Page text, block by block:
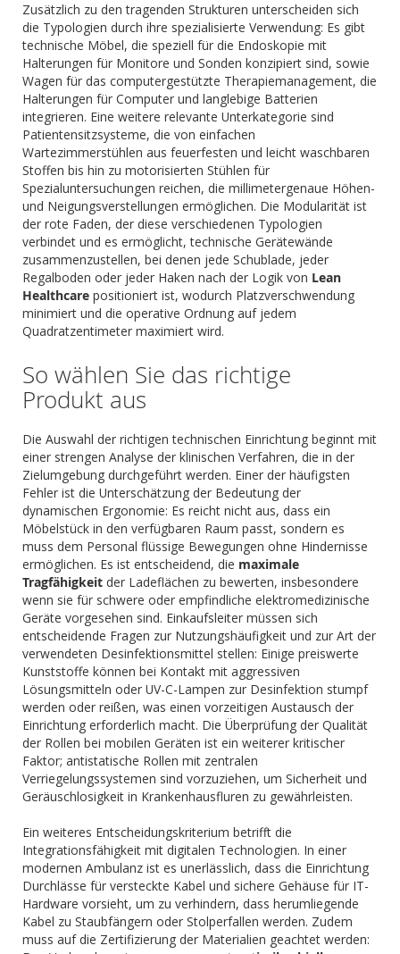
Zusätzlich zu den tragenden Strukturen unterscheiden sich
die Typologien durch ihre spezialisierte Verwendung: Es gibt
technische Möbel, die speziell für die Endoskopie mit
Halterungen für Monitore und Sonden konzipiert sind, sowie
Wagen für das computergestützte Therapiemanagement, die
Halterungen für Computer und langlebige Batterien
integrieren. Eine weitere relevante Unterkategorie sind
Patientensitzsysteme, die von einfachen
Wartezimmerstühlen aus feuerfesten und leicht waschbaren
Stoffen bis hin zu motorisierten Stühlen für
Spezialuntersuchungen reichen, die millimetergenaue Höhen-
und Neigungsverstellungen ermöglichen. Die Modularität ist
der rote Faden, der diese verschiedenen Typologien
verbindet und es ermöglicht, technische Gerätewände
zusammenzustellen, bei denen jede Schublade, jeder
Regalboden oder jeder Haken nach der Logik von Lean
Healthcare positioniert ist, wodurch Platzverschwendung
minimiert und die operative Ordnung auf jedem
Quadratzentimeter maximiert wird.
So wählen Sie das richtige
Produkt aus
Die Auswahl der richtigen technischen Einrichtung beginnt mit
einer strengen Analyse der klinischen Verfahren, die in der
Zielumgebung durchgeführt werden. Einer der häufigsten
Fehler ist die Unterschätzung der Bedeutung der
dynamischen Ergonomie: Es reicht nicht aus, dass ein
Möbelstück in den verfügbaren Raum passt, sondern es
muss dem Personal flüssige Bewegungen ohne Hindernisse
ermöglichen. Es ist entscheidend, die maximale
Tragfähigkeit der Ladeflächen zu bewerten, insbesondere
wenn sie für schwere oder empfindliche elektromedizinische
Geräte vorgesehen sind. Einkaufsleiter müssen sich
entscheidende Fragen zur Nutzungshäufigkeit und zur Art der
verwendeten Desinfektionsmittel stellen: Einige preiswerte
Kunststoffe können bei Kontakt mit aggressiven
Lösungsmitteln oder UV-C-Lampen zur Desinfektion stumpf
werden oder reißen, was einen vorzeitigen Austausch der
Einrichtung erforderlich macht. Die Überprüfung der Qualität
der Rollen bei mobilen Geräten ist ein weiterer kritischer
Faktor; antistatische Rollen mit zentralen
Verriegelungssystemen sind vorzuziehen, um Sicherheit und
Geräuschlosigkeit in Krankenhausfluren zu gewährleisten.
Ein weiteres Entscheidungskriterium betrifft die
Integrationsfähigkeit mit digitalen Technologien. In einer
modernen Ambulanz ist es unerlässlich, dass die Einrichtung
Durchlässe für versteckte Kabel und sichere Gehäuse für IT-
Hardware vorsieht, um zu verhindern, dass herumliegende
Kabel zu Staubfängern oder Stolperfallen werden. Zudem
muss auf die Zertifizierung der Materialien geachtet werden: